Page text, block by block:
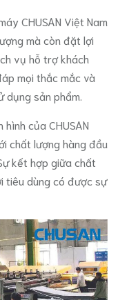
CHUSAN Việt Nam
mà còn đặt lợi
vụ hỗ trợ khách
mọi thắc mắc và
sản phẩm.
của CHUSAN
chất lượng hàng đầu
kết hợp giữa chất
tiêu dùng có được sự